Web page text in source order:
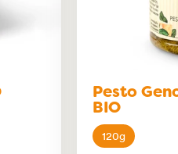
Pesto
BIO
120g